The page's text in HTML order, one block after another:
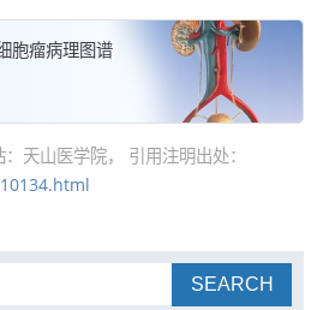
胞瘤病理图谱
天山医学院， 引用注明出处：
SEARCH